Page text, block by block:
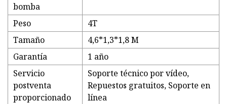
bomba
Peso
4T
Tamaño
4,6*1,3*1,8 M
Garantía
1 año
Servicio
postventa
proporcionado
Soporte técnico por vídeo,
Repuestos gratuitos, Soporte en
línea